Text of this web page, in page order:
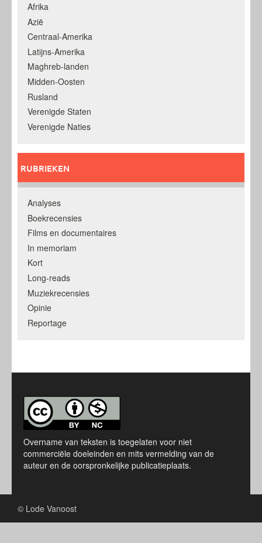
Afrika
Azië
Centraal-Amerika
Latijns-Amerika
Maghreb-landen
Midden-Oosten
Rusland
Verenigde Staten
Verenigde Naties
RUBRIEKEN
Analyses
Boekrecensies
Films en documentaires
In memoriam
Kort
Long-reads
Muziekrecensies
Opinie
Reportage
Overname van teksten is toegelaten voor niet
commerciële doeleinden en mits vermelding van de
auteur en de oorspronkelijke publicatieplaats.
© Lode Vanoost